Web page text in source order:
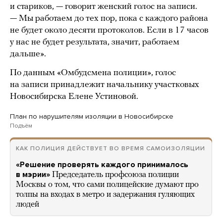
и стариков, — говорит женский голос на записи.
— Мы работаем до тех пор, пока с каждого района
не будет около десяти протоколов. Если в 17 часов
у нас не будет результата, значит, работаем
дальше».
По данным «Омбудсмена полиции», голос
на записи принадлежит начальнику участковых
Новосибирска Елене Устиновой.
План по нарушителям изоляции в Новосибирске
Подъём
КАК ПОЛИЦИЯ ДЕЙСТВУЕТ ВО ВРЕМЯ САМОИЗОЛЯЦИИ
«Решение проверять каждого принималось
в мэрии» Председатель профсоюза полиции
Москвы о том, что сами полицейские думают про
толпы на входах в метро и задержания гуляющих
людей